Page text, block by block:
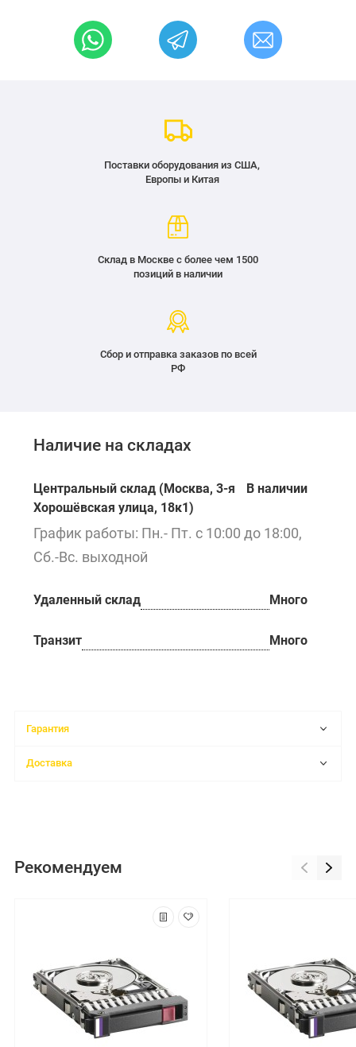
Поставки оборудования из США,
Европы и Китая
Склад в Москве с более чем 1500
позиций в наличии
Сбор и отправка заказов по всей
РФ
Наличие на складах
Центральный склад (Москва, 3-я
Хорошёвская улица, 18к1)
В наличии
График работы: Пн.- Пт. с 10:00 до 18:00,
Сб.-Вс. выходной
Удаленный склад Много
Транзит Много
Гарантия
Доставка
Рекомендуем